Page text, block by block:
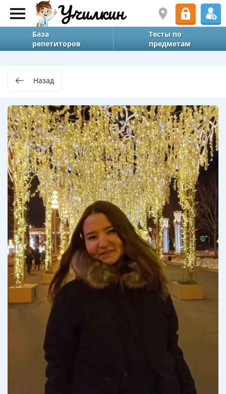
База
репетиторов
Тесты по
предметам
Назад